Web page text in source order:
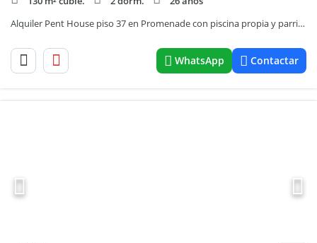
Alquiler Pent House piso 37 en Promenade con piscina propia y parrilla !
WhatsApp Contactar